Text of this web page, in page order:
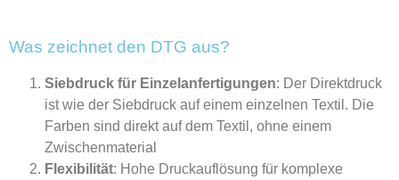
Was zeichnet den DTG aus?
Siebdruck für Einzelanfertigungen: Der Direktdruck
ist wie der Siebdruck auf einem einzelnen Textil. Die
Farben sind direkt auf dem Textil, ohne einem
Zwischenmaterial
Flexibilität: Hohe Druckauflösung für komplexe